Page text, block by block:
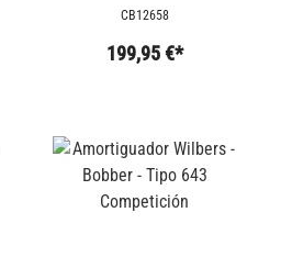
CB12658
199,95 €*